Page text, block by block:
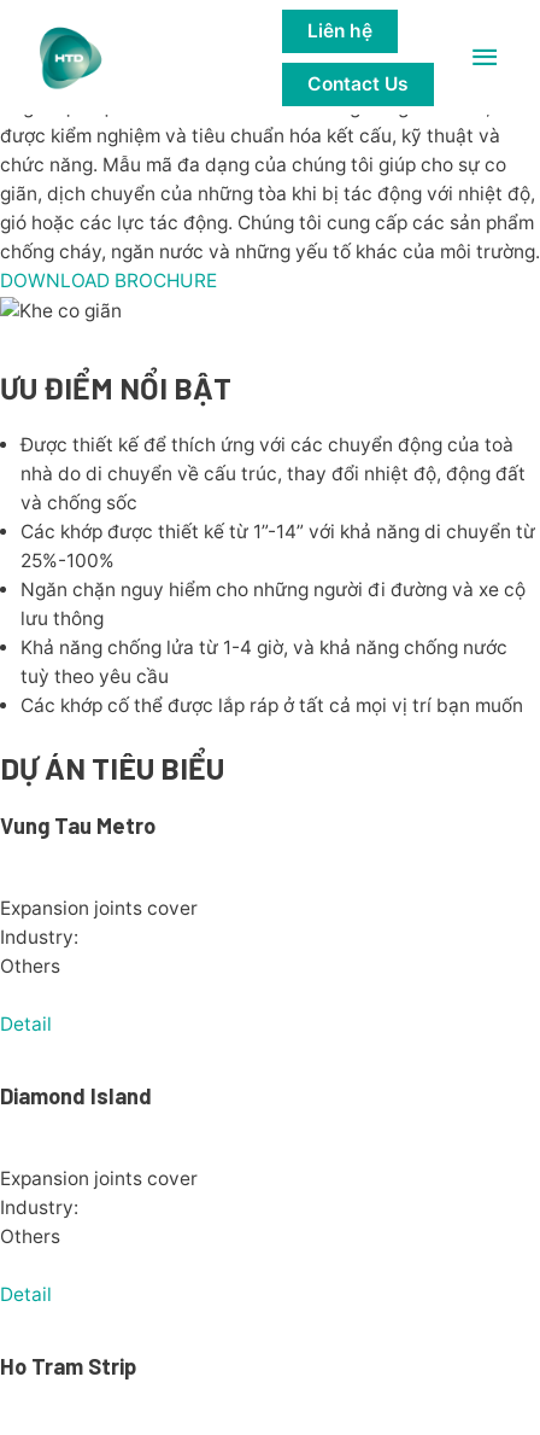
Main
Liên hệ
Contact Us
KHE CO GIÃN
Sản phẩm khe co giãn của Balco USA được thiết kế để đáp
ứng được đặc tính và nhu cầu của những công trình lớn,
được kiểm nghiệm và tiêu chuẩn hóa kết cấu, kỹ thuật và
chức năng. Mẫu mã đa dạng của chúng tôi giúp cho sự co
giãn, dịch chuyển của những tòa khi bị tác động với nhiệt độ,
gió hoặc các lực tác động. Chúng tôi cung cấp các sản phẩm
chống cháy, ngăn nước và những yếu tố khác của môi trường.
DOWNLOAD BROCHURE
ƯU ĐIỂM NỔI BẬT
Được thiết kế để thích ứng với các chuyển động của toà
nhà do di chuyển về cấu trúc, thay đổi nhiệt độ, động đất
và chống sốc
Các khớp được thiết kế từ 1”-14” với khả năng di chuyển từ
25%-100%
Ngăn chặn nguy hiểm cho những người đi đường và xe cộ
lưu thông
Khả năng chống lửa từ 1-4 giờ, và khả năng chống nước
tuỳ theo yêu cầu
Các khớp cố thể được lắp ráp ở tất cả mọi vị trí bạn muốn
DỰ ÁN TIÊU BIỂU
Vung Tau Metro
Expansion joints cover
Industry:
Others
Detail
Diamond Island
Expansion joints cover
Industry:
Others
Detail
Ho Tram Strip